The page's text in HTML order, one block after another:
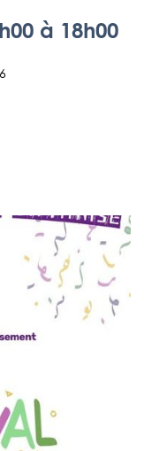
à 18h00